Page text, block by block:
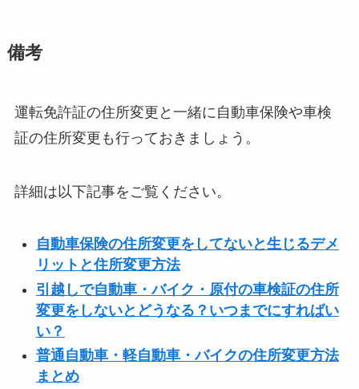
備考
運転免許証の住所変更と一緒に自動車保険や車検
証の住所変更も行っておきましょう。
詳細は以下記事をご覧ください。
自動車保険の住所変更をしてないと生じるデメ
リットと住所変更方法
引越しで自動車・バイク・原付の車検証の住所
変更をしないとどうなる？いつまでにすればい
い？
普通自動車・軽自動車・バイクの住所変更方法
まとめ